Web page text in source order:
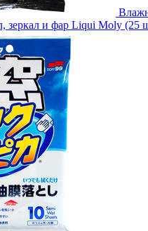
зеркал и фар Liqui Moly (25